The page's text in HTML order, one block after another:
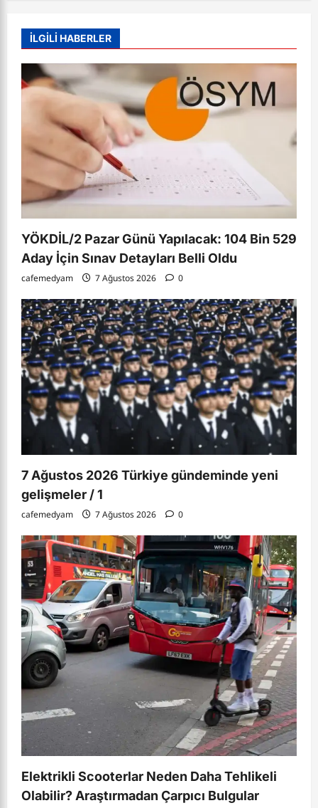
İLGİLİ HABERLER
YÖKDİL/2 Pazar Günü Yapılacak: 104 Bin 529
Aday İçin Sınav Detayları Belli Oldu
cafemedyam 7 Ağustos 2026 0
7 Ağustos 2026 Türkiye gündeminde yeni
gelişmeler / 1
cafemedyam 7 Ağustos 2026 0
Elektrikli Scooterlar Neden Daha Tehlikeli
Olabilir? Araştırmadan Çarpıcı Bulgular